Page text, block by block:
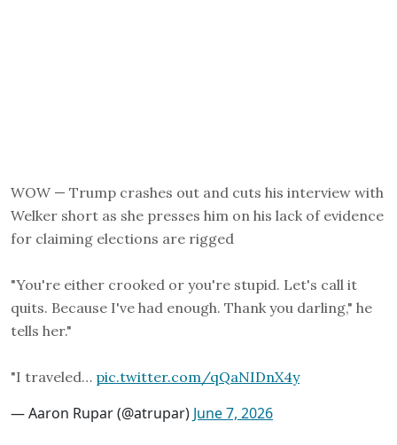
WOW — Trump crashes out and cuts his interview with
Welker short as she presses him on his lack of evidence
for claiming elections are rigged
"You're either crooked or you're stupid. Let's call it
quits. Because I've had enough. Thank you darling," he
tells her."
"I traveled… pic.twitter.com/qQaNIDnX4y
— Aaron Rupar (@atrupar) June 7, 2026